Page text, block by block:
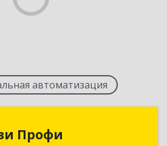
автоматизация
Профи
1С:Франчайзи Профи